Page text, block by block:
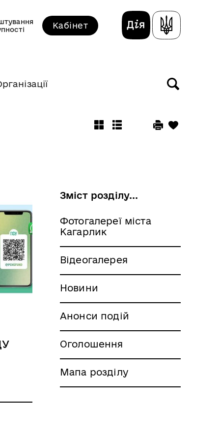
Кабінет
Зміст розділу...
Фотогалереї міста
Кагарлик
Відеогалерея
Новини
Анонси подій
Оголошення
Мапа розділу